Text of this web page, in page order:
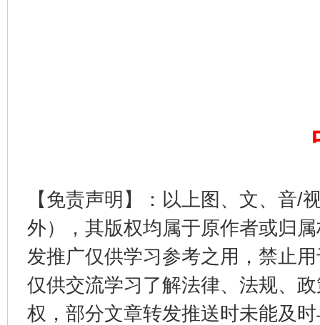
【免责声明】：以上图、文、音/
外），其版权均属于原作者或归
发推广仅供学习参考之用，禁止
仅供交流学习了解法律、法规、
权，部分文章转发推送时未能及